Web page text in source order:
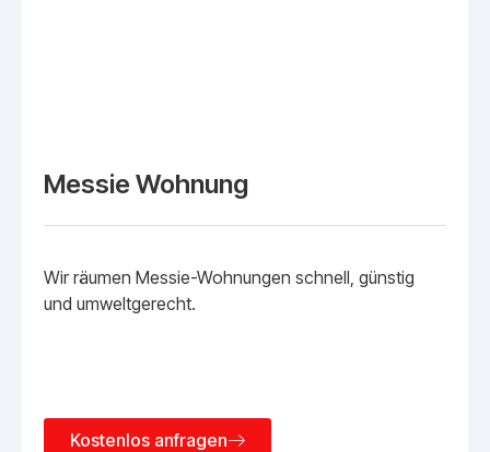
Messie Wohnung
Wir räumen Messie-Wohnungen schnell, günstig
und umweltgerecht.
Kostenlos anfragen